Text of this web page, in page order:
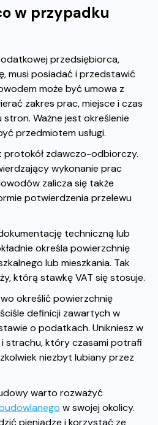
w przypadku
przedsiębiorca,
musi posiadać i przedstawić
może być umowa z
zakres prac, miejsce i czas
Ważne jest określenie
przedmiotem usługi.
protokół zdawczo-odbiorczy.
wykonanie prac
zalicza się także
potwierdzenia przelewu
techniczną lub
określa powierzchnię
lub mieszkania. Tak
którą stawkę VAT się stosuje.
określić powierzchnię
definicji zawartych w
o podatkach. Unikniesz w
strachu, który czasami potrafi
niezbyt lubiany przez
warto rozważyć
w swojej okolicy.
pieniądze i korzystać ze